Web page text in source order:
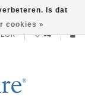
EUR
Is dat
cookies »